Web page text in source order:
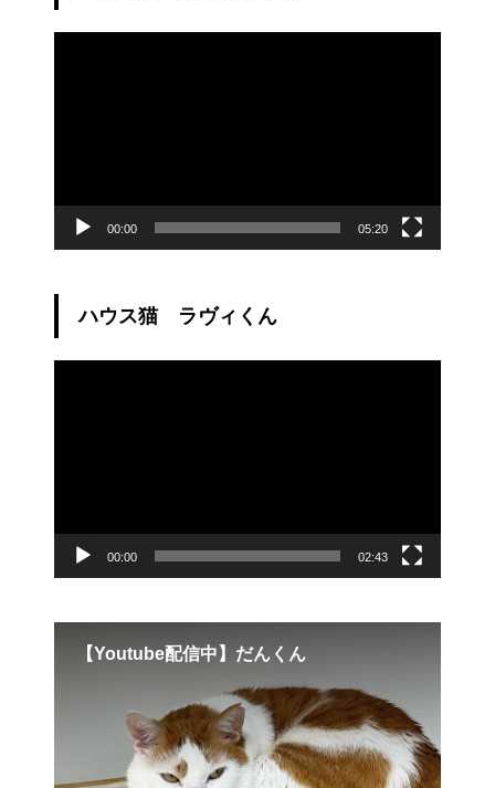
00:00 05:20
ハウス猫 ラヴィくん
00:00 02:43
【Youtube配信中】だんくん